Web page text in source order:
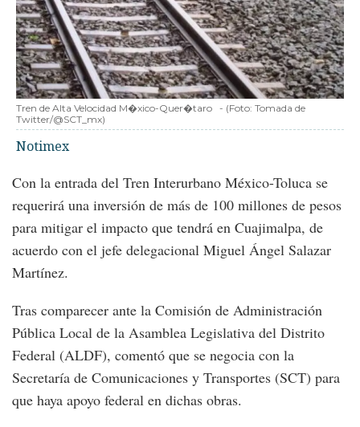
Tren de Alta Velocidad M�xico-Quer�taro - (Foto: Tomada de
Twitter/@SCT_mx)
Notimex
Con la entrada del Tren Interurbano México-Toluca se
requerirá una inversión de más de 100 millones de pesos
para mitigar el impacto que tendrá en Cuajimalpa, de
acuerdo con el jefe delegacional Miguel Ángel Salazar
Martínez.
Tras comparecer ante la Comisión de Administración
Pública Local de la Asamblea Legislativa del Distrito
Federal (ALDF), comentó que se negocia con la
Secretaría de Comunicaciones y Transportes (SCT) para
que haya apoyo federal en dichas obras.